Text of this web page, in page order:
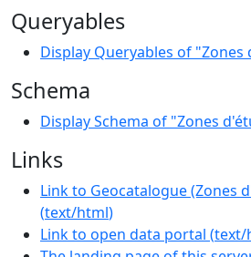
Queryables
Display Queryables of "Zones
Schema
Display Schema of "Zones
Links
Link to Geocatalogue (Zones
(text/html)
Link to open data portal (text/